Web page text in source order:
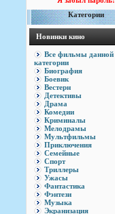
Категории
Новинки кино
Все фильмы данной
категории
Биография
Боевик
Вестерн
Детективы
Драма
Комедии
Криминалы
Мелодрамы
Мультфильмы
Приключения
Семейные
Спорт
Триллеры
Ужасы
Фантастика
Фэнтези
Музыка
Экранизация